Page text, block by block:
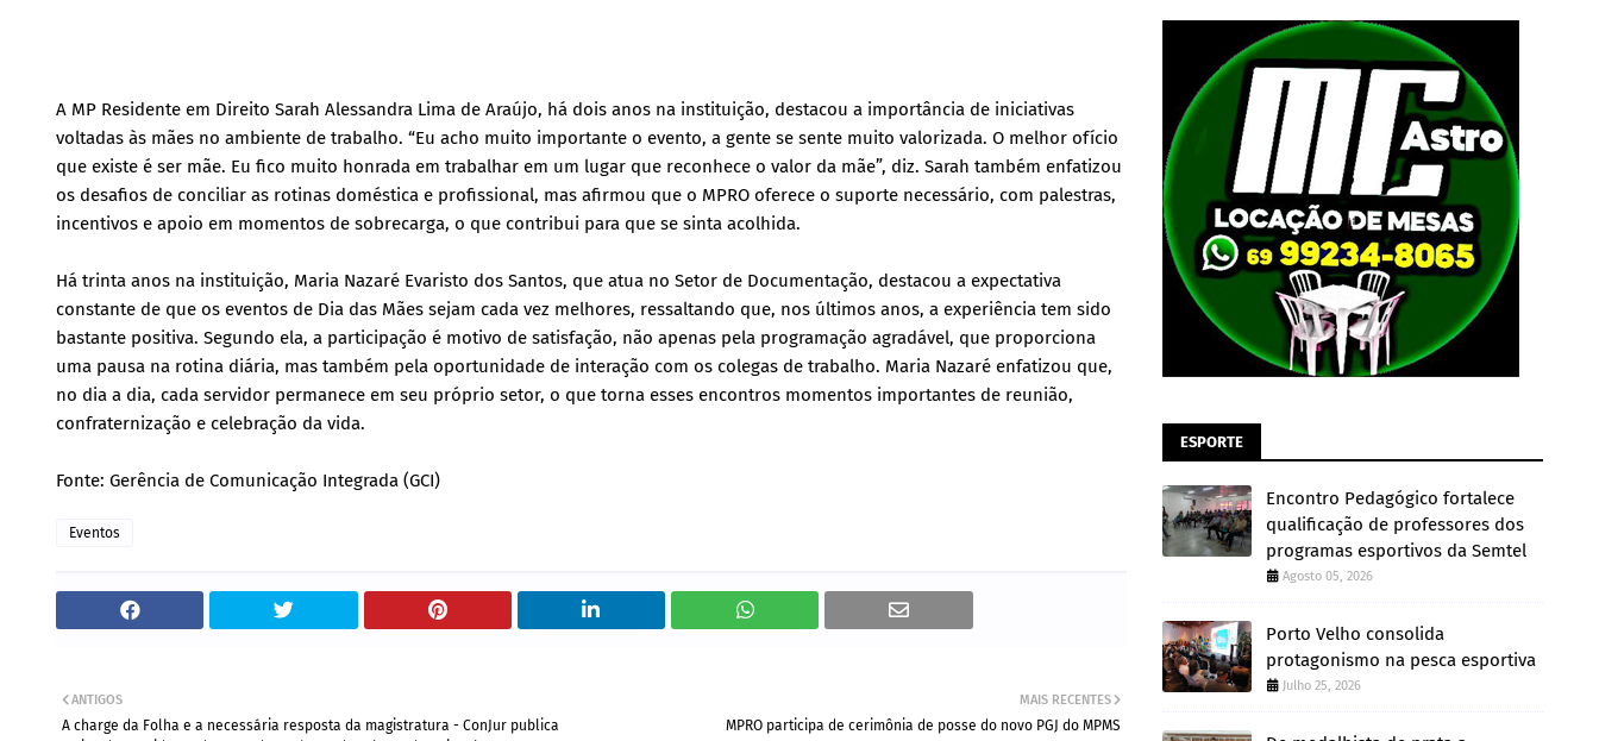
A MP Residente em Direito Sarah Alessandra Lima de Araújo, há dois anos na instituição, destacou a importância de iniciativas
voltadas às mães no ambiente de trabalho. “Eu acho muito importante o evento, a gente se sente muito valorizada. O melhor ofício
que existe é ser mãe. Eu fico muito honrada em trabalhar em um lugar que reconhece o valor da mãe”, diz. Sarah também enfatizou
os desafios de conciliar as rotinas doméstica e profissional, mas afirmou que o MPRO oferece o suporte necessário, com palestras,
incentivos e apoio em momentos de sobrecarga, o que contribui para que se sinta acolhida.
Há trinta anos na instituição, Maria Nazaré Evaristo dos Santos, que atua no Setor de Documentação, destacou a expectativa
constante de que os eventos de Dia das Mães sejam cada vez melhores, ressaltando que, nos últimos anos, a experiência tem sido
bastante positiva. Segundo ela, a participação é motivo de satisfação, não apenas pela programação agradável, que proporciona
uma pausa na rotina diária, mas também pela oportunidade de interação com os colegas de trabalho. Maria Nazaré enfatizou que,
no dia a dia, cada servidor permanece em seu próprio setor, o que torna esses encontros momentos importantes de reunião,
confraternização e celebração da vida.
Fonte: Gerência de Comunicação Integrada (GCI)
Eventos
MAIS RECENTES
MPRO participa de cerimônia de posse do novo PGJ do MPMS
ANTIGOS
A charge da Folha e a necessária resposta da magistratura - ConJur publica
ESPORTE
Encontro Pedagógico fortalece
qualificação de professores dos
programas esportivos da Semtel
Agosto 05, 2026
Porto Velho consolida
protagonismo na pesca esportiva
Julho 25, 2026